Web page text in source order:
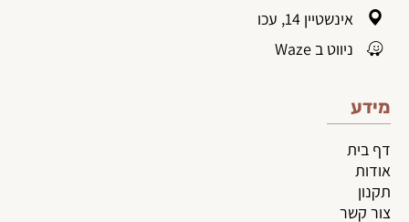
אינשטיין 14, עכו
ניווט ב Waze
מידע
דף בית
אודות
תקנון
צור קשר